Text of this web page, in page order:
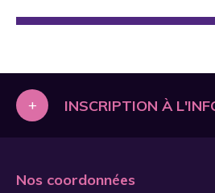
+ INSCRIPTION À
Nos coordonnées